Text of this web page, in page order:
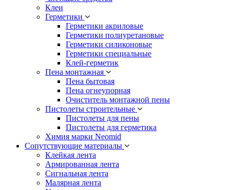
Клеи
Герметики
Герметики акриловые
Герметики полиуретановые
Герметики силиконовые
Герметики специальные
Клей-герметик
Пена монтажная
Пена бытовая
Пена огнеупорная
Очиститель монтажной пены
Пистолеты строительные
Пистолеты для пены
Пистолеты для герметика
Химия марки Neomid
Сопутствующие материалы
Клейкая лента
Армированная лента
Сигнальная лента
Малярная лента